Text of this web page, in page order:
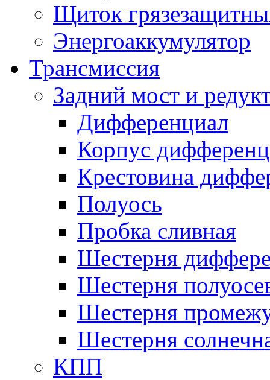
Щиток
Энергоаккумулятор
Трансмиссия
Задний мост и
Дифференциал
Корпус
Крестовина
Полуось
Пробка сливная
Шестерня
Шестерня
Шестерня
Шестерня
КПП